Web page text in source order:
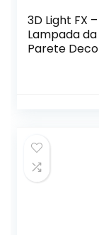
3D Light FX –
Lampada da
Parete